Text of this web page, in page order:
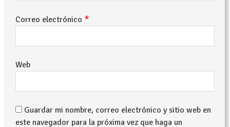
Correo electrónico *
Web
Guardar mi nombre, correo electrónico y sitio web en
este navegador para la próxima vez que haga un